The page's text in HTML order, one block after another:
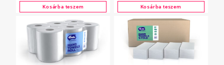
cell.2tek./# (Z)
Kosárba teszem
12tekercs/# (Z)
Kosárba teszem